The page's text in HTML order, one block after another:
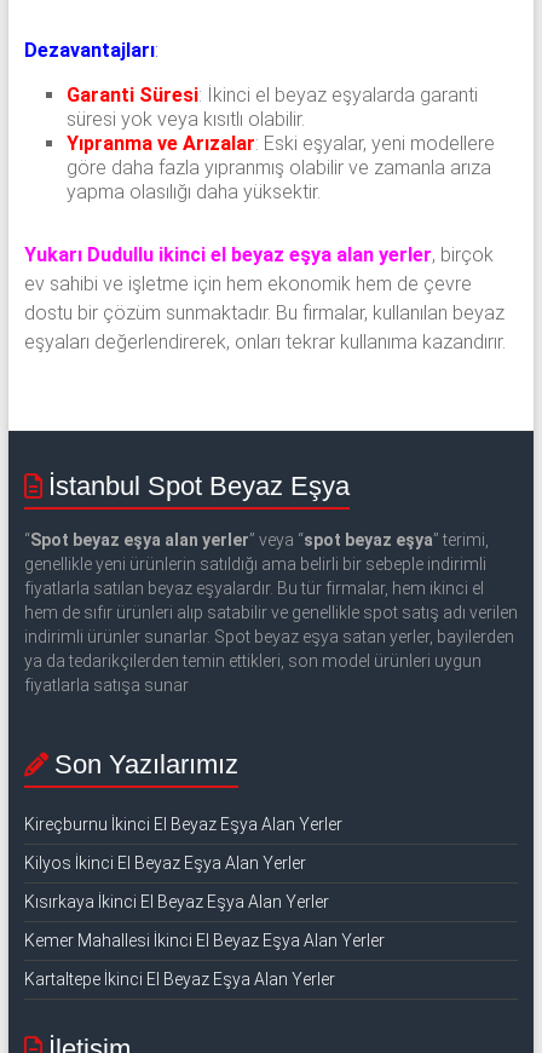
Dezavantajları:
Garanti Süresi: İkinci el beyaz eşyalarda garanti
süresi yok veya kısıtlı olabilir.
Yıpranma ve Arızalar: Eski eşyalar, yeni modellere
göre daha fazla yıpranmış olabilir ve zamanla arıza
yapma olasılığı daha yüksektir.
Yukarı Dudullu ikinci el beyaz eşya alan yerler, birçok
ev sahibi ve işletme için hem ekonomik hem de çevre
dostu bir çözüm sunmaktadır. Bu firmalar, kullanılan beyaz
eşyaları değerlendirerek, onları tekrar kullanıma kazandırır.
İstanbul Spot Beyaz Eşya
“Spot beyaz eşya alan yerler” veya “spot beyaz eşya” terimi,
genellikle yeni ürünlerin satıldığı ama belirli bir sebeple indirimli
fiyatlarla satılan beyaz eşyalardır. Bu tür firmalar, hem ikinci el
hem de sıfır ürünleri alıp satabilir ve genellikle spot satış adı verilen
indirimli ürünler sunarlar. Spot beyaz eşya satan yerler, bayilerden
ya da tedarikçilerden temin ettikleri, son model ürünleri uygun
fiyatlarla satışa sunar
Son Yazılarımız
Kireçburnu İkinci El Beyaz Eşya Alan Yerler
Kilyos İkinci El Beyaz Eşya Alan Yerler
Kısırkaya İkinci El Beyaz Eşya Alan Yerler
Kemer Mahallesi İkinci El Beyaz Eşya Alan Yerler
Kartaltepe İkinci El Beyaz Eşya Alan Yerler